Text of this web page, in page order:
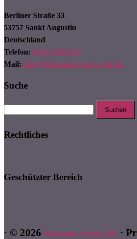
Berliner Straße 33
53757 Sankt Augustin
Deutschland
Telefon: 02241 8491612
Mail: info@hebamme-svenja-otte.de
Suche
Suchen
Rechtliches
Geschützter Bereich
· © 2026 Hebamme Svenja Otte ·